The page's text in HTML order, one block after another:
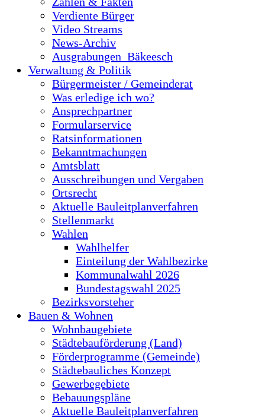
Verdiente Bürger
Video Streams
News-Archiv
Ausgrabungen_Bäkeesch
Verwaltung & Politik
Bürgermeister / Gemeinderat
Was erledige ich wo?
Ansprechpartner
Formularservice
Ratsinformationen
Bekanntmachungen
Amtsblatt
Ausschreibungen und Vergaben
Ortsrecht
Aktuelle Bauleitplanverfahren
Stellenmarkt
Wahlen
Wahlhelfer
Einteilung der Wahlbezirke
Kommunalwahl 2026
Bundestagswahl 2025
Bezirksvorsteher
Bauen & Wohnen
Wohnbaugebiete
Städtebauförderung (Land)
Förderprogramme (Gemeinde)
Städtebauliches Konzept
Gewerbegebiete
Bebauungspläne
Aktuelle Bauleitplanverfahren